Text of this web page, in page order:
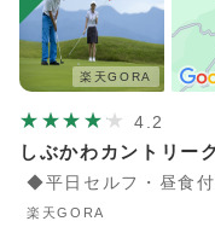
楽天GORA
4.2
しぶかわカントリー
◆平日セルフ・昼食
楽天GORA